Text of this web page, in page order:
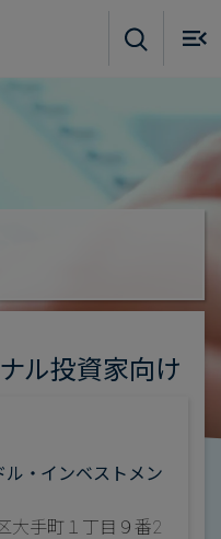
ル投資家向け
・インベストメン
大手町１丁目９番2